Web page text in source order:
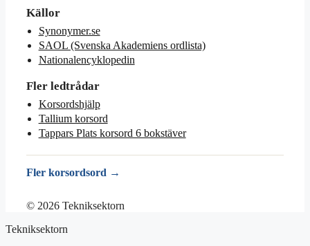
Källor
Synonymer.se
SAOL (Svenska Akademiens ordlista)
Nationalencyklopedin
Fler ledtrådar
Korsordshjälp
Tallium korsord
Tappars Plats korsord 6 bokstäver
Fler korsordsord →
© 2026 Tekniksektorn
Tekniksektorn